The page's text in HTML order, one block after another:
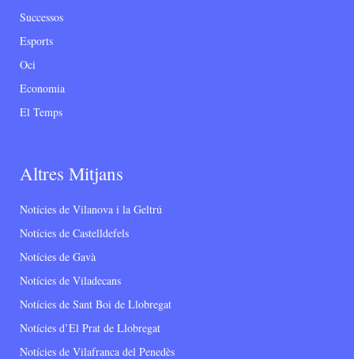
Successos
Esports
Oci
Economia
El Temps
Altres Mitjans
Notícies de Vilanova i la Geltrú
Notícies de Castelldefels
Notícies de Gavà
Notícies de Viladecans
Notícies de Sant Boi de Llobregat
Notícies d’El Prat de Llobregat
Notícies de Vilafranca del Penedès